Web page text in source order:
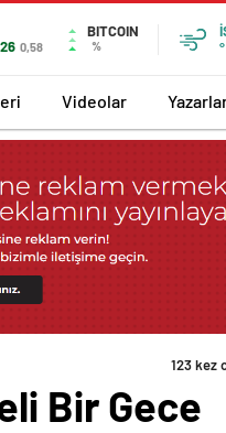
0,58
BITCOIN
%
°
Videolar
123 kez
Bir Gece